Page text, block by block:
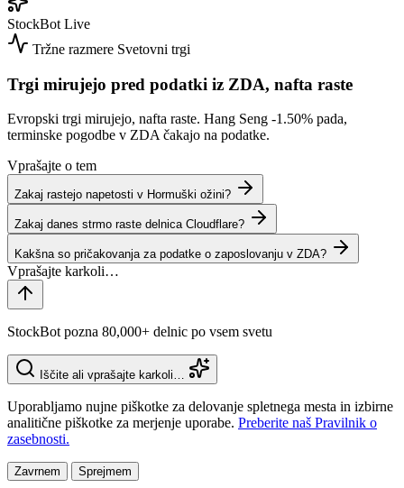
StockBot Live
Tržne razmere Svetovni trgi
Trgi mirujejo pred podatki iz ZDA, nafta raste
Evropski trgi mirujejo, nafta raste. Hang Seng -1.50% pada,
terminske pogodbe v ZDA čakajo na podatke.
Vprašajte o tem
Zakaj rastejo napetosti v Hormuški ožini?
Zakaj danes strmo raste delnica Cloudflare?
Kakšna so pričakovanja za podatke o zaposlovanju v ZDA?
StockBot pozna 80,000+ delnic po vsem svetu
Iščite ali vprašajte karkoli…
Uporabljamo nujne piškotke za delovanje spletnega mesta in izbirne
analitične piškotke za merjenje uporabe. Preberite naš Pravilnik o
zasebnosti.
Zavrnem Sprejmem